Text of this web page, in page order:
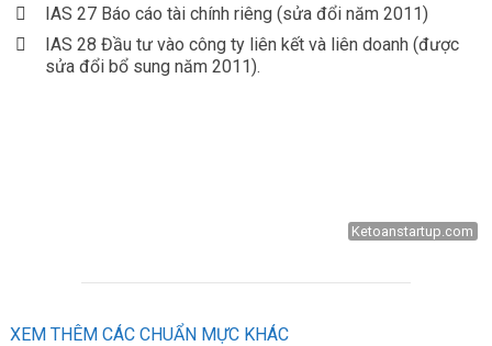
IAS 27 Báo cáo tài chính riêng (sửa đổi năm 2011)
IAS 28 Đầu tư vào công ty liên kết và liên doanh (được
sửa đổi bổ sung năm 2011).
Ketoanstartup.com
XEM THÊM CÁC CHUẨN MỰC KHÁC